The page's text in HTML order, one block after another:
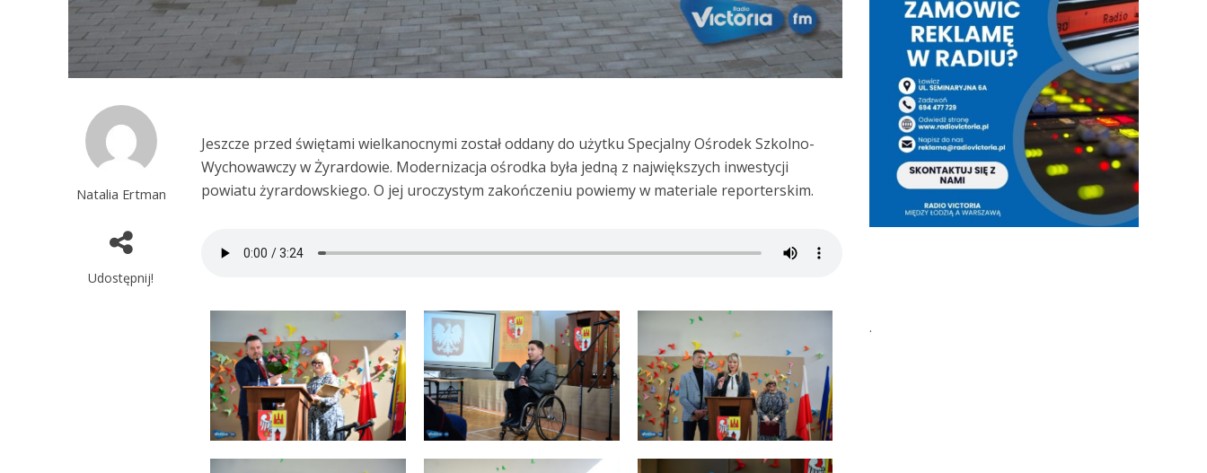
Natalia Ertman
Udostępnij!
Jeszcze przed świętami wielkanocnymi został oddany do użytku Specjalny Ośrodek Szkolno-
Wychowawczy w Żyrardowie. Modernizacja ośrodka była jedną z największych inwestycji
powiatu żyrardowskiego. O jej uroczystym zakończeniu powiemy w materiale reporterskim.
.